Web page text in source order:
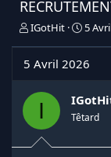
I
a
e
u
IGotHit
D
e
e
é
5
5 Avril 2026
I Têtard